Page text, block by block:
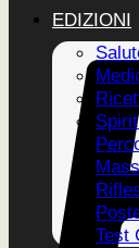
EDIZIONI
Test